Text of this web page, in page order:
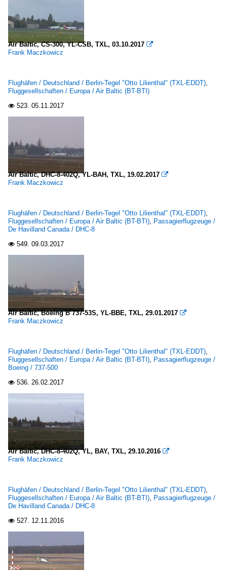
Air Baltic, CS-300, YL-CSB, TXL, 03.10.2017 
Frank Maczkowicz
Flughäfen / Deutschland / Berlin-Tegel "Otto Lilienthal" (TXL-EDDT),
Fluggesellschaften / Europa / Air Baltic (BT-BTI)
 523. 05.11.2017
Air Baltic, DHC-8-402Q, YL-BAH, TXL, 19.02.2017 
Frank Maczkowicz
Flughäfen / Deutschland / Berlin-Tegel "Otto Lilienthal" (TXL-EDDT),
Fluggesellschaften / Europa / Air Baltic (BT-BTI), Passagierflugzeuge /
De Havilland Canada / DHC-8
 549. 09.03.2017
Air Baltic, Boeing B 737-53S, YL-BBE, TXL, 29.01.2017 
Frank Maczkowicz
Flughäfen / Deutschland / Berlin-Tegel "Otto Lilienthal" (TXL-EDDT),
Fluggesellschaften / Europa / Air Baltic (BT-BTI), Passagierflugzeuge /
Boeing / 737-500
 536. 26.02.2017
Air Baltic, DHC-8-402Q, YL, BAY, TXL, 29.10.2016 
Frank Maczkowicz
Flughäfen / Deutschland / Berlin-Tegel "Otto Lilienthal" (TXL-EDDT),
Fluggesellschaften / Europa / Air Baltic (BT-BTI), Passagierflugzeuge /
De Havilland Canada / DHC-8
 527. 12.11.2016